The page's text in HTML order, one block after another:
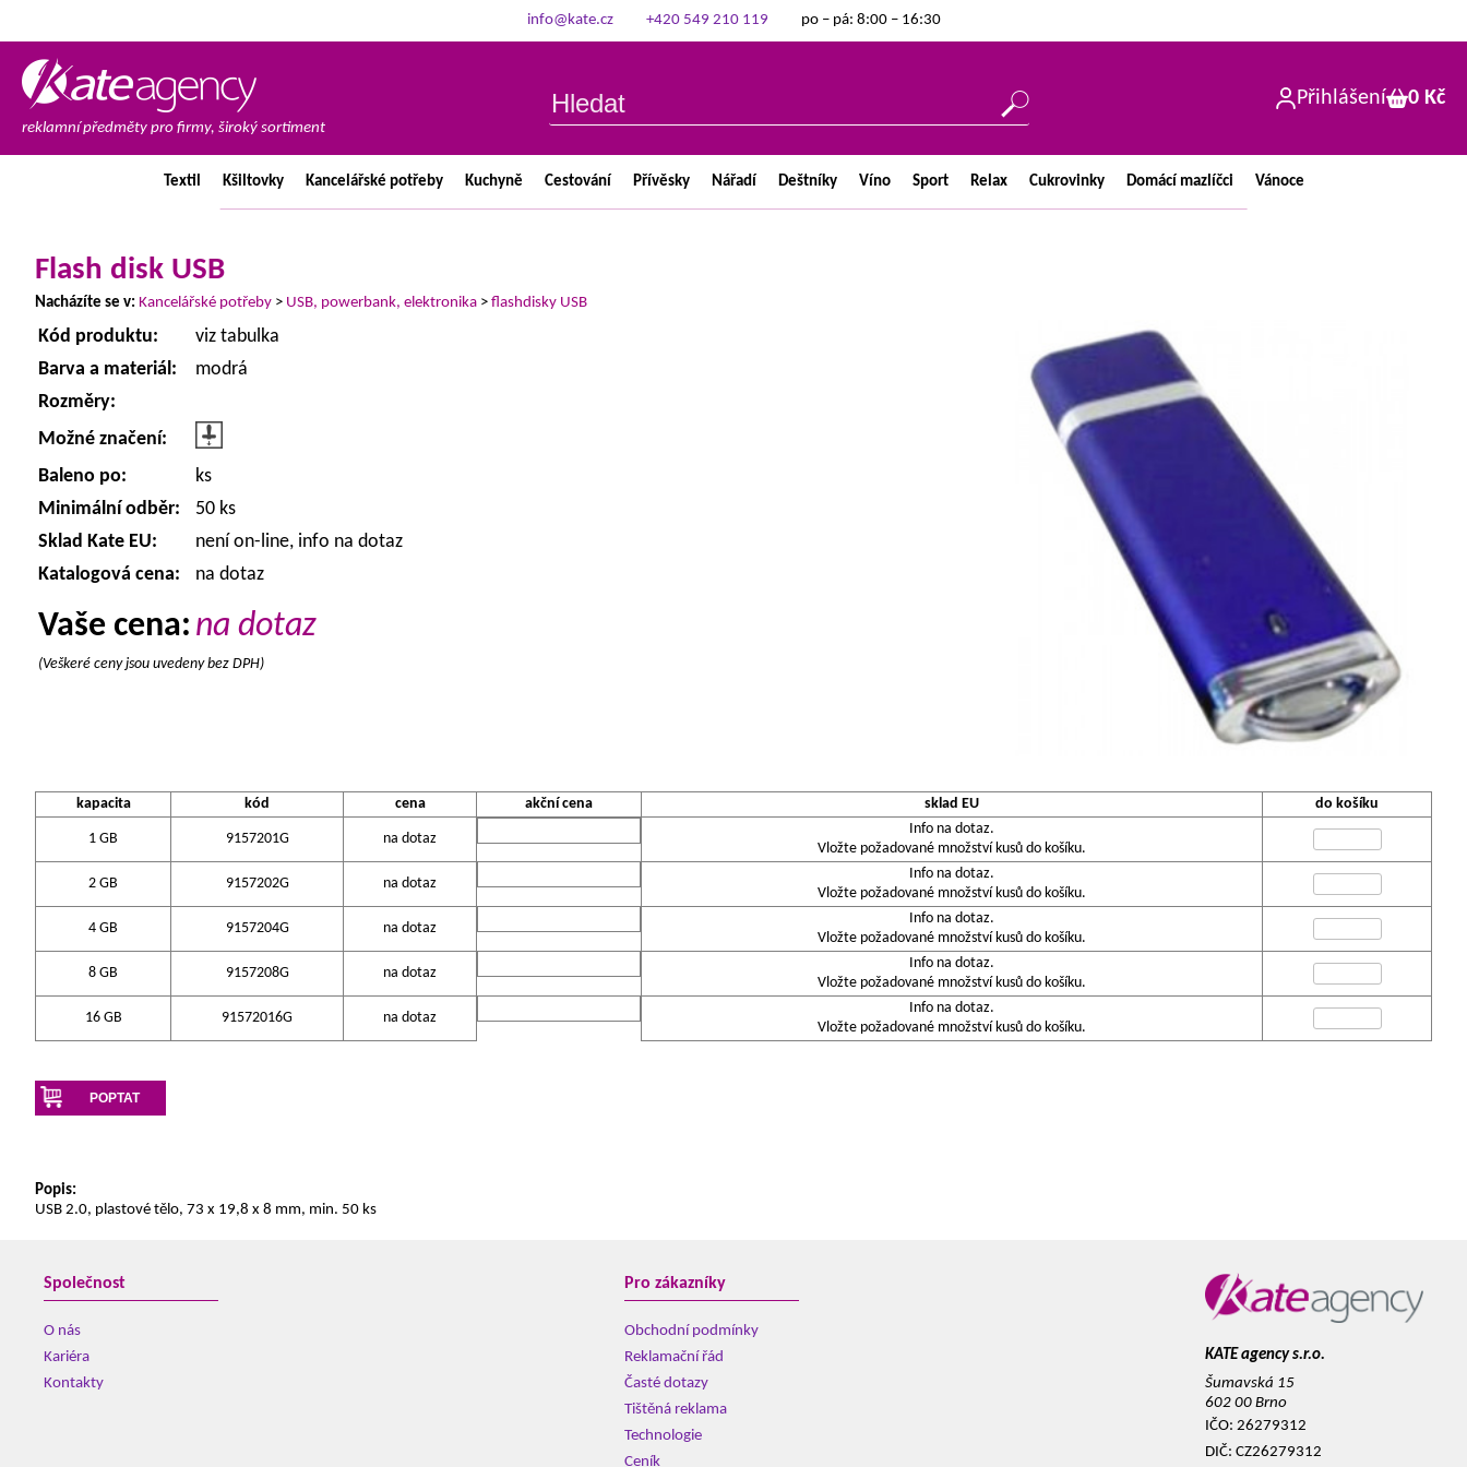
info@kate.cz +420 549 210 119 po – pá: 8:00 – 16:30
reklamní předměty pro firmy, široký sortiment
Přihlášení 0 Kč
Textil Kšiltovky Kancelářské potřeby Kuchyně Cestování Přívěsky Nářadí Deštníky Víno Sport Relax Cukrovinky Domácí mazlíčci Vánoce
Flash disk USB
Nacházíte se v: Kancelářské potřeby > USB, powerbank, elektronika > flashdisky USB
Kód produktu:
viz tabulka
Barva a materiál:
modrá
Rozměry:
Možné značení:
Baleno po:
ks
Minimální odběr:
50 ks
Sklad Kate EU:
není on-line, info na dotaz
Katalogová cena:
na dotaz
Vaše cena: na dotaz
(Veškeré ceny jsou uvedeny bez DPH)
kapacita kód cena akční cena sklad EU do košíku
1 GB 9157201G na dotaz
Info na dotaz.
Vložte požadované množství kusů do košíku.
2 GB 9157202G na dotaz
Info na dotaz.
Vložte požadované množství kusů do košíku.
4 GB 9157204G na dotaz
Info na dotaz.
Vložte požadované množství kusů do košíku.
8 GB 9157208G na dotaz
Info na dotaz.
Vložte požadované množství kusů do košíku.
16 GB 91572016G na dotaz
Info na dotaz.
Vložte požadované množství kusů do košíku.
POPTAT
Popis:
USB 2.0, plastové tělo, 73 x 19,8 x 8 mm, min. 50 ks
Společnost
O nás
Kariéra
Kontakty
Pro zákazníky
Obchodní podmínky
Reklamační řád
Časté dotazy
Tištěná reklama
Technologie
Ceník
KATE agency s.r.o.
Šumavská 15
602 00 Brno
IČO: 26279312
DIČ: CZ26279312